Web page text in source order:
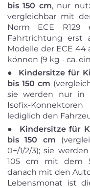
bis 150 cm, nur
vergleichbar mit
Norm ECE R129
Fahrtrichtung erst
Modelle der ECE
können (9 kg - ca.
●
Kindersitze für
bis 150 cm
sie werden nur in
Isofix-
lediglich den
●
Kindersitze für
bis 150 cm
0+/1/2/3); sie
105 cm mit dem
danach mit den
Lebensmonat ist